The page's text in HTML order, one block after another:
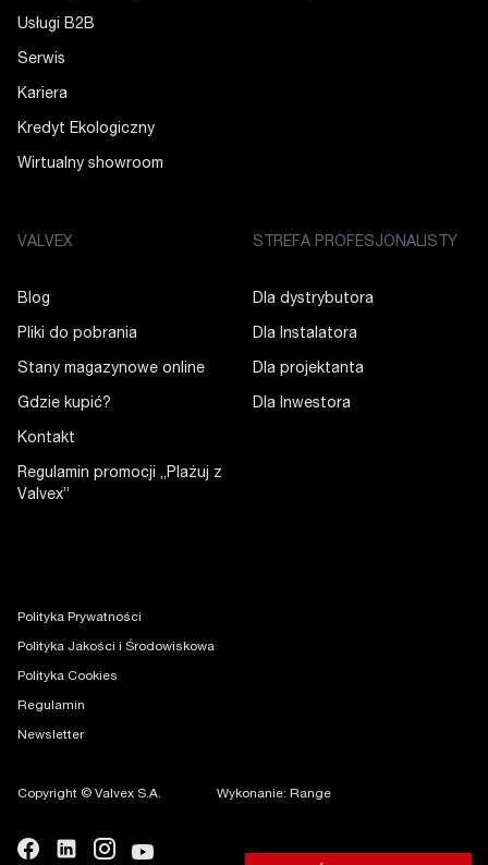
Usługi B2B
Serwis
Kariera
Kredyt Ekologiczny
Wirtualny showroom
VALVEX
Blog
Pliki do pobrania
Stany magazynowe online
Gdzie kupić?
Kontakt
Regulamin promocji „Plażuj z
Valvex”
STREFA PROFESJONALISTY
Dla dystrybutora
Dla Instalatora
Dla projektanta
Dla Inwestora
Polityka Prywatności
Polityka Jakości i Środowiskowa
Polityka Cookies
Regulamin
Newsletter
Copyright © Valvex S.A. Wykonanie: Range